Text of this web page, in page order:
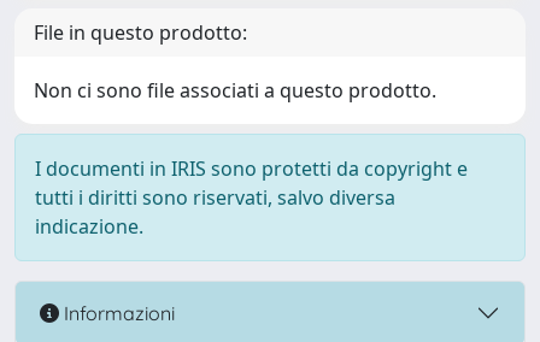
File in questo prodotto:
Non ci sono file associati a questo prodotto.
I documenti in IRIS sono protetti da copyright e
tutti i diritti sono riservati, salvo diversa
indicazione.
Informazioni